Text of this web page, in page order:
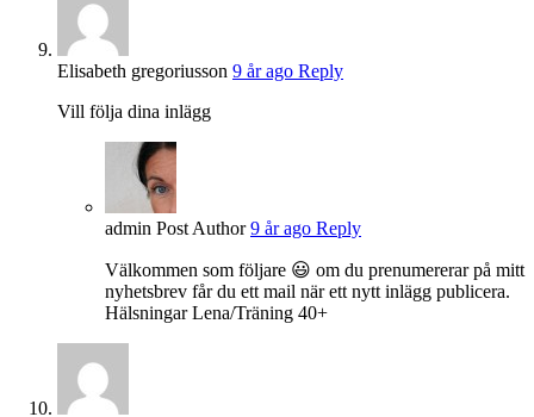
Elisabeth gregoriusson 9 år ago Reply
Vill följa dina inlägg
admin Post Author 9 år ago Reply
Välkommen som följare 😃 om du prenumererar på mitt
nyhetsbrev får du ett mail när ett nytt inlägg publicera.
Hälsningar Lena/Träning 40+